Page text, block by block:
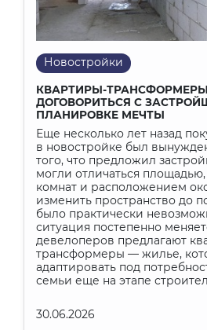
Новостройки
КВАРТИРЫ-
ДОГОВОРИТЬСЯ С
ПЛАНИРОВКЕ МЕЧТЫ
Еще несколько лет назад
в новостройке был
того, что предложил
могли отличаться
комнат и расположением
изменить пространство до
было практически
ситуация постепенно
девелоперов предлагают
трансформеры — жилье,
адаптировать под
семьи еще на этапе
30.06.2026